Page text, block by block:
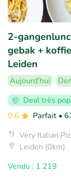
2-
gebak +
Leiden
Aujourd'hui
Deal très
9.6
Parfait •
Very Italian
Leiden (0km)
Vendu : 1.219